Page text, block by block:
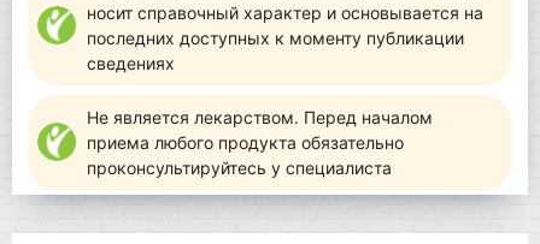
носит справочный характер и основывается на
последних доступных к моменту публикации
сведениях
Не является лекарством. Перед началом
приема любого продукта обязательно
проконсультируйтесь у специалиста